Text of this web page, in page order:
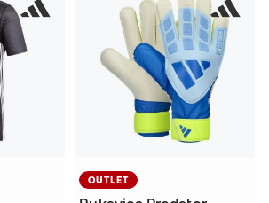
OUTLET